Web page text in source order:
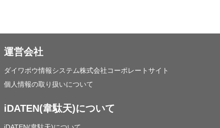
運営会社
ダイワボウ情報システム株式会社コーポレートサイト
個人情報の取り扱いについて
iDATEN(韋駄天)について